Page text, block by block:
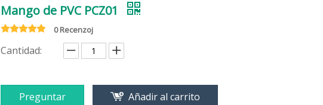
Mango de PVC PCZ01
0 Recenzoj
Cantidad:
Preguntar Añadir al carrito